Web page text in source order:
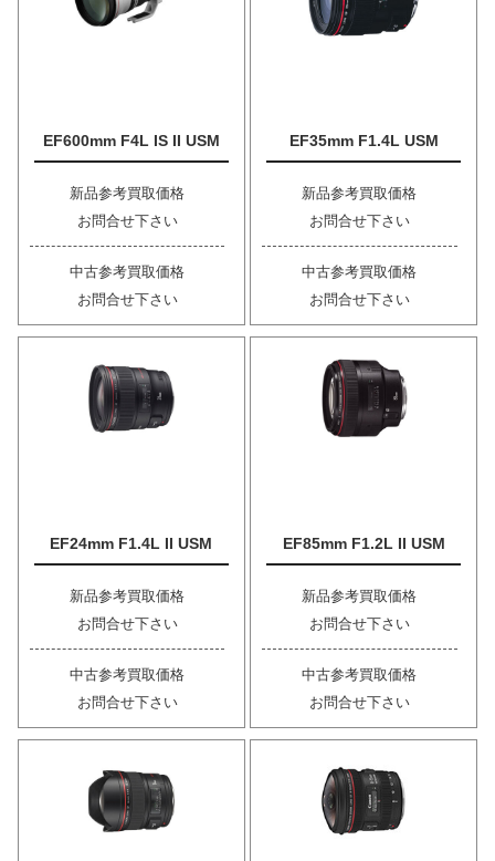
EF600mm F4L IS II USM
新品参考買取価格
お問合せ下さい
中古参考買取価格
お問合せ下さい
EF35mm F1.4L USM
新品参考買取価格
お問合せ下さい
中古参考買取価格
お問合せ下さい
EF24mm F1.4L II USM
新品参考買取価格
お問合せ下さい
中古参考買取価格
お問合せ下さい
EF85mm F1.2L II USM
新品参考買取価格
お問合せ下さい
中古参考買取価格
お問合せ下さい